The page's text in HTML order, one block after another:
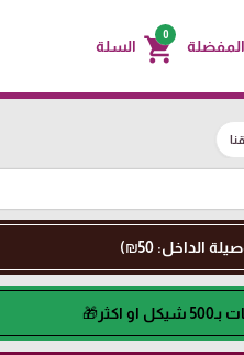
المفضلة
0
shopping_cart السلة